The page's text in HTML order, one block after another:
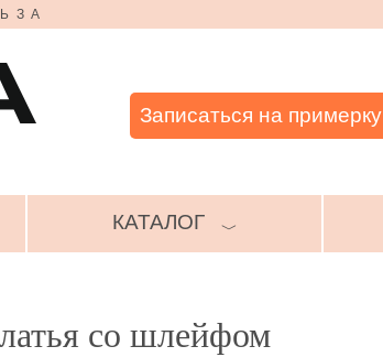
Записаться на примерку
КАТАЛОГ ﹀
со шлейфом